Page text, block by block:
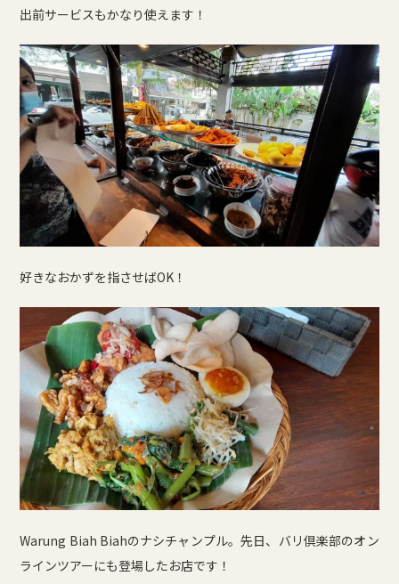
出前サービスもかなり使えます！
好きなおかずを指させばOK！
Warung Biah Biahのナシチャンプル。先日、バリ倶楽部のオン
ラインツアーにも登場したお店です！